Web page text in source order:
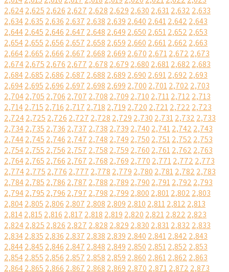
2,6242,625 2,626 2,627 2,628 2,629 2,630 2,6312,632 2,633
2,6342,635 2,636 2,637 2,638 2,639 2,640 2,6412,642 2,643
2,6442,645 2,646 2,647 2,648 2,649 2,650 2,6512,652 2,653
2,6542,655 2,656 2,657 2,658 2,659 2,660 2,6612,662 2,663
2,6642,665 2,666 2,667 2,668 2,669 2,670 2,6712,672 2,673
2,6742,675 2,676 2,677 2,678 2,679 2,680 2,6812,682 2,683
2,6842,685 2,686 2,687 2,688 2,689 2,690 2,6912,692 2,693
2,6942,695 2,696 2,697 2,698 2,699 2,700 2,7012,702 2,703
2,7042,705 2,706 2,707 2,708 2,709 2,710 2,7112,712 2,713
2,7142,715 2,716 2,717 2,718 2,719 2,720 2,7212,722 2,723
2,7242,725 2,726 2,727 2,728 2,729 2,730 2,7312,732 2,733
2,7342,735 2,736 2,737 2,738 2,739 2,740 2,7412,742 2,743
2,7442,745 2,746 2,747 2,748 2,749 2,750 2,7512,752 2,753
2,7542,755 2,756 2,757 2,758 2,759 2,760 2,7612,762 2,763
2,7642,765 2,766 2,767 2,768 2,769 2,770 2,7712,772 2,773
2,7742,775 2,776 2,777 2,778 2,779 2,780 2,7812,782 2,783
2,7842,785 2,786 2,787 2,788 2,789 2,790 2,7912,792 2,793
2,7942,795 2,796 2,797 2,798 2,799 2,800 2,8012,802 2,803
2,8042,805 2,806 2,807 2,808 2,809 2,810 2,8112,812 2,813
2,8142,815 2,816 2,817 2,818 2,819 2,820 2,8212,822 2,823
2,8242,825 2,826 2,827 2,828 2,829 2,830 2,8312,832 2,833
2,8342,835 2,836 2,837 2,838 2,839 2,840 2,8412,842 2,843
2,8442,845 2,846 2,847 2,848 2,849 2,850 2,8512,852 2,853
2,8542,855 2,856 2,857 2,858 2,859 2,860 2,8612,862 2,863
2,8642,865 2,866 2,867 2,868 2,869 2,870 2,8712,872 2,873